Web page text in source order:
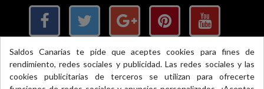
×
Saldos Canarias te pide que aceptes cookies para fines de
rendimiento, redes sociales y publicidad. Las redes sociales y las
cookies publicitarias de terceros se utilizan para ofrecerte